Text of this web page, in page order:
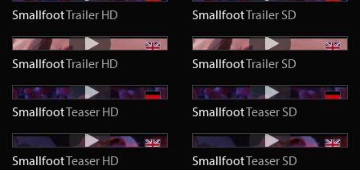
SmallfootTrailer HD SmallfootTrailer SD
SmallfootTrailer HD SmallfootTrailer SD
SmallfootTeaser HD SmallfootTeaser SD
SmallfootTeaser HD SmallfootTeaser SD